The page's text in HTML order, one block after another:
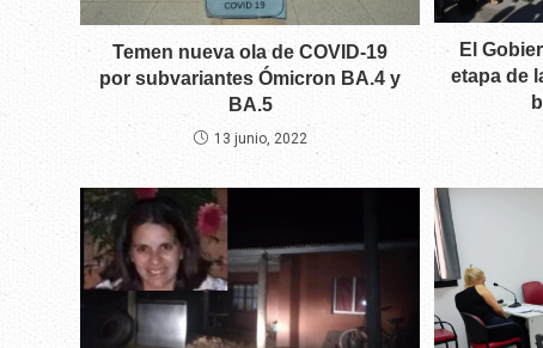
Temen nueva ola de COVID-19
por subvariantes Ómicron BA.4 y
BA.5
13 junio, 2022
El
etapa de